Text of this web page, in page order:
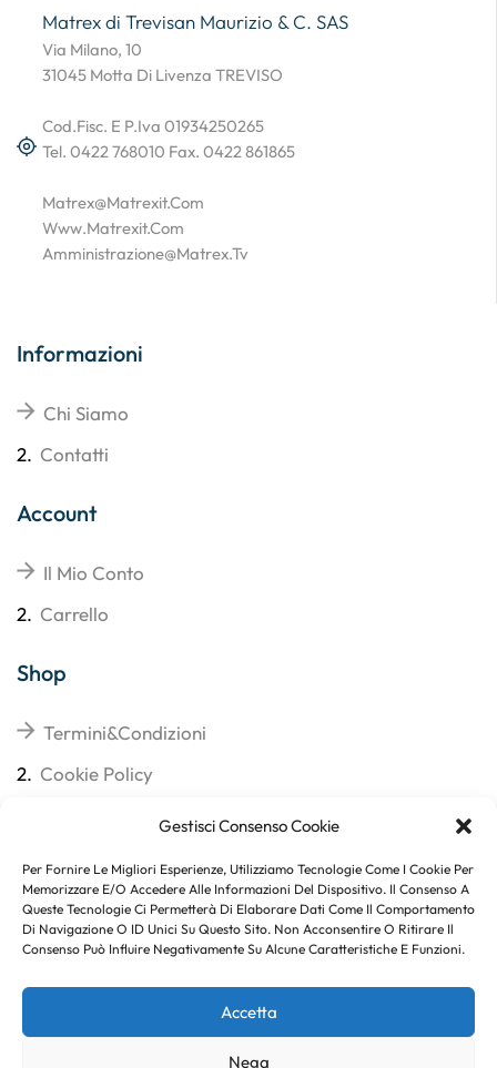
Gestisci Consenso Cookie
Per Fornire Le Migliori Esperienze, Utilizziamo Tecnologie Come I Cookie Per
Memorizzare E/o Accedere Alle Informazioni Del Dispositivo. Il Consenso A
Queste Tecnologie Ci Permetterà Di Elaborare Dati Come Il Comportamento
Di Navigazione O ID Unici Su Questo Sito. Non Acconsentire O Ritirare Il
Consenso Può Influire Negativamente Su Alcune Caratteristiche E Funzioni.
Accetta
Nega
Matrex di Trevisan Maurizio & C. SAS
Via Milano, 10
31045 Motta Di Livenza TREVISO
Cod.Fisc. E P.Iva 01934250265
Tel. 0422 768010 Fax. 0422 861865
Matrex@matrexit.com
Www.matrexit.com
Amministrazione@matrex.tv
Informazioni
Chi Siamo
2. Contatti
Account
Il Mio Conto
2. Carrello
Shop
Termini&Condizioni
2. Cookie Policy